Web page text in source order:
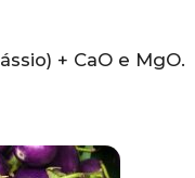
+ CaO e MgO.